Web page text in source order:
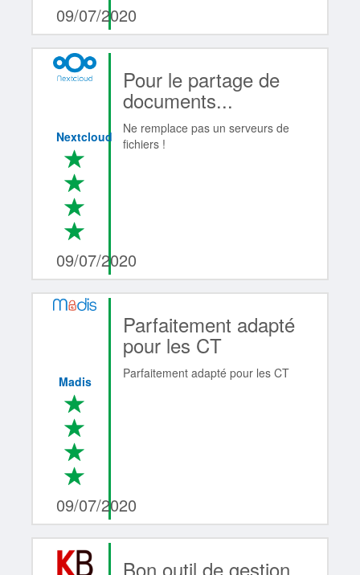
09/07/2020
Nextcloud
*
*
*
*
4/4
09/07/2020
Pour le partage de
documents...
Ne remplace pas un serveurs de
fichiers !
Madis
*
*
*
*
4/4
09/07/2020
Parfaitement adapté
pour les CT
Parfaitement adapté pour les CT
Bon outil de gestion